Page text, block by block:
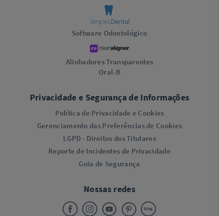
Software Odontológico
Alinhadores Transparentes
Oral-B
Privacidade e Segurança de Informações
Política de Privacidade e Cookies
Gerenciamento das Preferências de Cookies
LGPD - Direitos dos Titulares
Reporte de Incidentes de Privacidade
Guia de Segurança
Nossas redes